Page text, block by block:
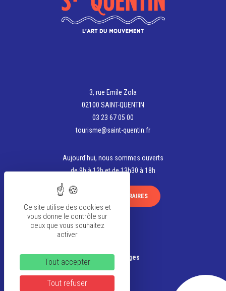
lakhwinder.singh63@gmail.com
3, rue Emile Zola
02100 SAINT-QUENTIN
03 23 67 05 00
tourisme@saint-quentin.fr
Aujourd'hui, nous sommes ouverts
de 9h à 12h et de 13h30 à 18h
VOIR TOUS LES HORAIRES
Banque d’Images
Ce site utilise des cookies et
vous donne le contrôle sur
ceux que vous souhaitez
activer
Tout accepter
Tout refuser